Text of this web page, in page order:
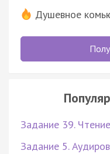
Душевное
Задание 39.
Задание 5.